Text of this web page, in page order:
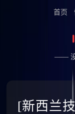
首页
—— 没
[新西兰